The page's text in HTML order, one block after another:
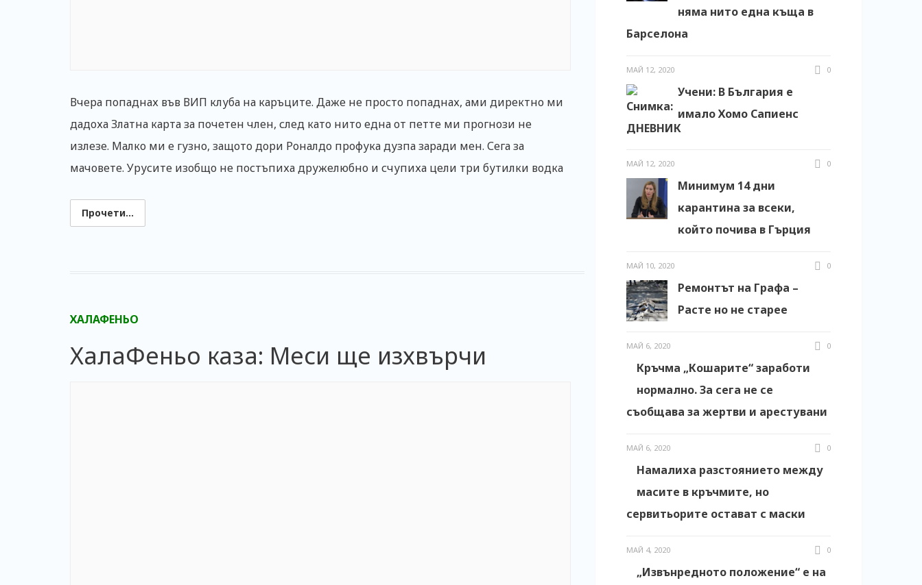
Вчера попаднах във ВИП клуба на каръците. Даже не просто попаднах, ами директно ми
дадоха Златна карта за почетен член, след като нито една от петте ми прогнози не
излезе. Малко ми е гузно, защото дори Роналдо профука дузпа заради мен. Сега за
мачовете. Урусите изобщо не постъпиха дружелюбно и счупиха цели три бутилки водка
Прочети...
ХАЛАФЕНЬО
ХалаФеньо каза: Меси ще изхвърчи
няма нито една къща в
Барселона
МАЙ 12, 2020 0
Учени: В България е
имало Хомо Сапиенс
МАЙ 12, 2020 0
Минимум 14 дни
карантина за всеки,
който почива в Гърция
МАЙ 10, 2020 0
Ремонтът на Графа –
Расте но не старее
МАЙ 6, 2020 0
Кръчма „Кошарите“ заработи
нормално. За сега не се
съобщава за жертви и арестувани
МАЙ 6, 2020 0
Намалиха разстоянието между
масите в кръчмите, но
сервитьорите остават с маски
МАЙ 4, 2020 0
„Извънредното положение“ е на